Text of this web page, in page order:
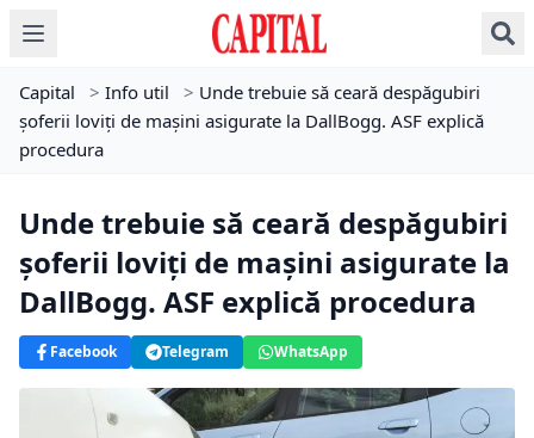
Capital > Info util > Unde trebuie să ceară despăgubiri
șoferii loviți de mașini asigurate la DallBogg. ASF explică
procedura
Unde trebuie să ceară despăgubiri
șoferii loviți de mașini asigurate la
DallBogg. ASF explică procedura
Facebook Telegram WhatsApp